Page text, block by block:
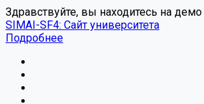
Здравствуйте, вы находитесь на
SIMAI-SF4: Сайт университета
Подробнее